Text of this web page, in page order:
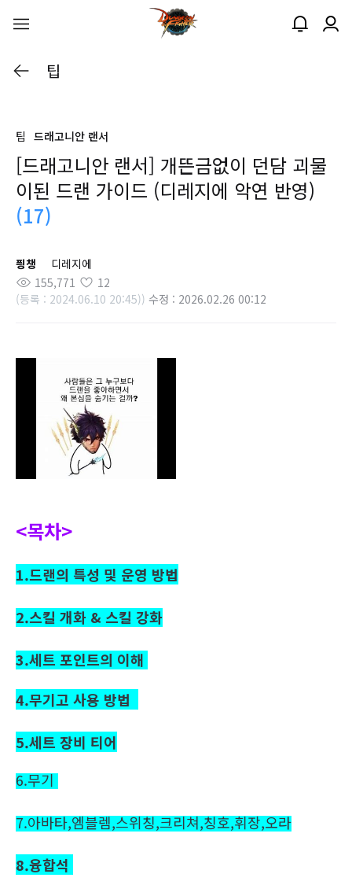
팁
팁 드래고니안 랜서
[드래고니안 랜서] 개뜬금없이 던담 괴물
이된 드랜 가이드 (디레지에 악연 반영)
(17)
픵챙
디레지에
155,771
12
(등록 : 2024.06.10 20:45)) 수정 : 2026.02.26 00:12
<목차>
1.드랜의 특성 및 운영 방법
2.스킬 개화 & 스킬 강화
3.세트 포인트의 이해
4.무기고 사용 방법
5.세트 장비 티어
6.무기
7.아바타,엠블렘,스위칭,크리쳐,칭호,휘장,오라
8.융합석